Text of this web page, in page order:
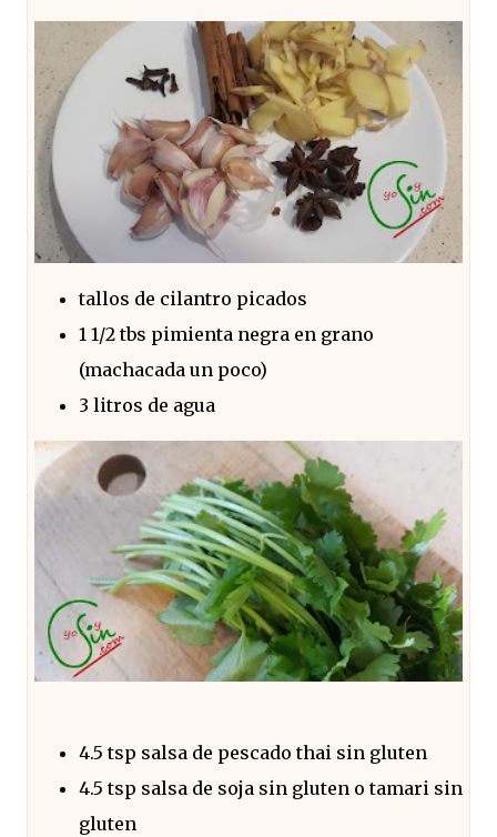
tallos de cilantro picados
1 1/2 tbs pimienta negra en grano
(machacada un poco)
3 litros de agua
4.5 tsp salsa de pescado thai sin gluten
4.5 tsp salsa de soja sin gluten o tamari sin
gluten